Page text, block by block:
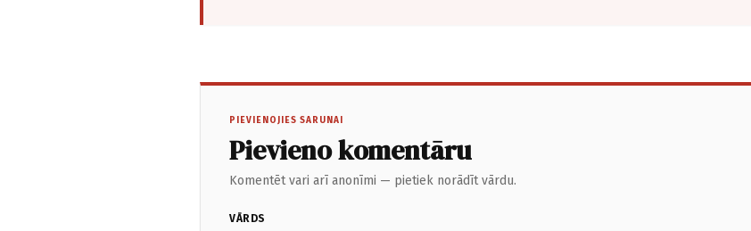
PIEVIENOJIES SARUNAI
Pievieno komentāru
Komentēt vari arī anonīmi — pietiek norādīt vārdu.
VĀRDS